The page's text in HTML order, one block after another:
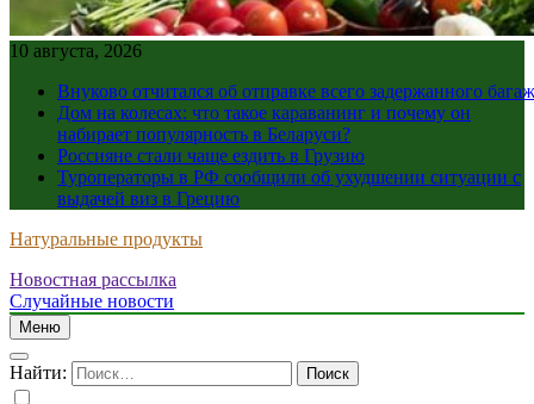
10 августа, 2026
Внуково отчитался об отправке всего задержанного
Дом на колесах: что такое караванинг и почему он
набирает популярность в Беларуси?
Россияне стали чаще ездить в Грузию
Туроператоры в РФ сообщили об ухудшении ситуации с
выдачей виз в Грецию
Натуральные продукты
Новостная рассылка
Случайные новости
Меню
Найти: